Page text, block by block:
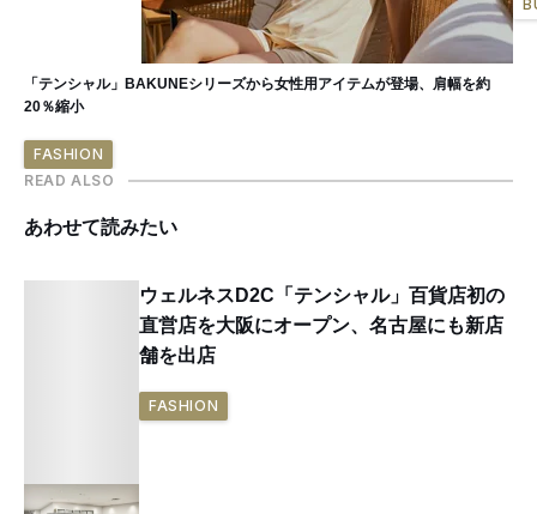
「テンシャル」BAKUNEシリーズから女性用アイテムが登場、肩幅を約
20％縮小
FASHION
READ ALSO
あわせて読みたい
ウェルネスD2C「テンシャル」百貨店初の
直営店を大阪にオープン、名古屋にも新店
舗を出店
FASHION